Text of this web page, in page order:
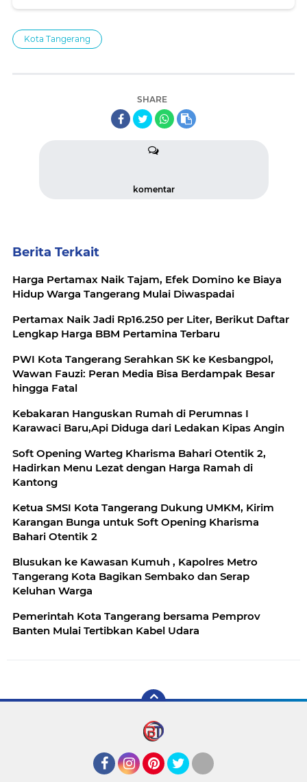
Kota Tangerang
SHARE
komentar
Berita Terkait
Harga Pertamax Naik Tajam, Efek Domino ke Biaya
Hidup Warga Tangerang Mulai Diwaspadai
Pertamax Naik Jadi Rp16.250 per Liter, Berikut Daftar
Lengkap Harga BBM Pertamina Terbaru
PWI Kota Tangerang Serahkan SK ke Kesbangpol,
Wawan Fauzi: Peran Media Bisa Berdampak Besar
hingga Fatal
Kebakaran Hanguskan Rumah di Perumnas I
Karawaci Baru,Api Diduga dari Ledakan Kipas Angin
Soft Opening Warteg Kharisma Bahari Otentik 2,
Hadirkan Menu Lezat dengan Harga Ramah di
Kantong
Ketua SMSI Kota Tangerang Dukung UMKM, Kirim
Karangan Bunga untuk Soft Opening Kharisma
Bahari Otentik 2
Blusukan ke Kawasan Kumuh , Kapolres Metro
Tangerang Kota Bagikan Sembako dan Serap
Keluhan Warga
Pemerintah Kota Tangerang bersama Pemprov
Banten Mulai Tertibkan Kabel Udara